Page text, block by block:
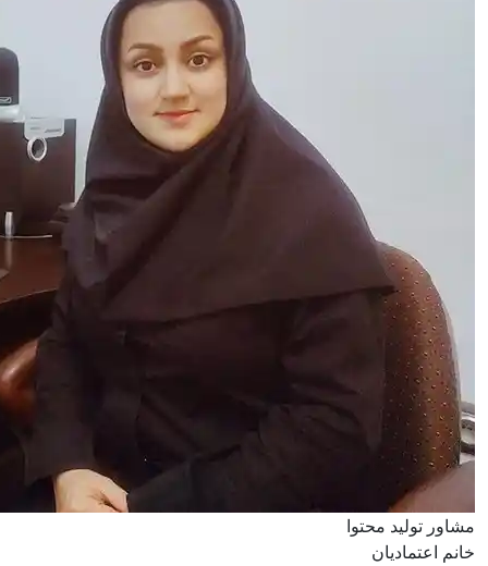
مشاور تولید محتوا
خانم اعتمادیان